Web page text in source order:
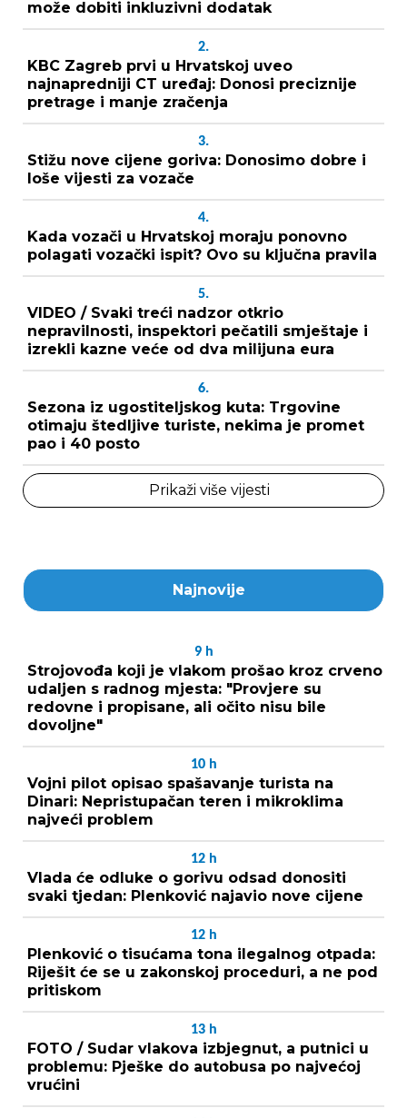
može dobiti inkluzivni dodatak
2.
KBC Zagreb prvi u Hrvatskoj uveo
najnapredniji CT uređaj: Donosi preciznije
pretrage i manje zračenja
3.
Stižu nove cijene goriva: Donosimo dobre i
loše vijesti za vozače
4.
Kada vozači u Hrvatskoj moraju ponovno
polagati vozački ispit? Ovo su ključna pravila
5.
VIDEO / Svaki treći nadzor otkrio
nepravilnosti, inspektori pečatili smještaje i
izrekli kazne veće od dva milijuna eura
6.
Sezona iz ugostiteljskog kuta: Trgovine
otimaju štedljive turiste, nekima je promet
pao i 40 posto
Prikaži više vijesti
Najnovije
9 h
Strojovođa koji je vlakom prošao kroz crveno
udaljen s radnog mjesta: "Provjere su
redovne i propisane, ali očito nisu bile
dovoljne"
10 h
Vojni pilot opisao spašavanje turista na
Dinari: Nepristupačan teren i mikroklima
najveći problem
12 h
Vlada će odluke o gorivu odsad donositi
svaki tjedan: Plenković najavio nove cijene
12 h
Plenković o tisućama tona ilegalnog otpada:
Riješit će se u zakonskoj proceduri, a ne pod
pritiskom
13 h
FOTO / Sudar vlakova izbjegnut, a putnici u
problemu: Pješke do autobusa po najvećoj
vrućini